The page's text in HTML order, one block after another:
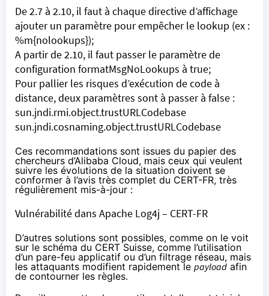
De 2.7 à 2.10, il faut à chaque directive d’affichage
ajouter un paramètre pour empêcher le lookup (ex :
%m{nolookups});
A partir de 2.10, il faut passer le paramètre de
configuration formatMsgNoLookups à true;
Pour pallier les risques d’exécution de code à
distance, deux paramètres sont à passer à false :
sun.jndi.rmi.object.trustURLCodebase
sun.jndi.cosnaming.object.trustURLCodebase
Ces recommandations sont issues du papier des
chercheurs d’Alibaba Cloud, mais ceux qui veulent
suivre les évolutions de la situation doivent se
conformer à l’avis très complet du CERT-FR, très
régulièrement mis-à-jour :
Vulnérabilité dans Apache Log4j – CERT-FR
D’autres solutions sont possibles, comme on le voit
sur le schéma du CERT Suisse, comme l’utilisation
d’un pare-feu applicatif ou d’un filtrage réseau, mais
les attaquants modifient rapidement le payload afin
de contourner les règles.